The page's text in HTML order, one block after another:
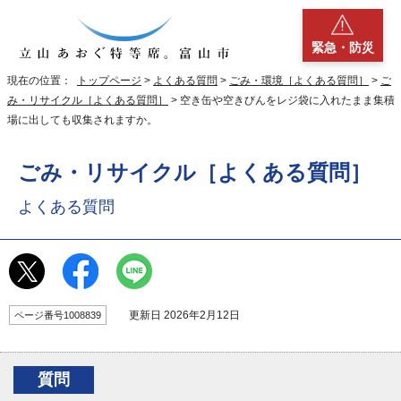
緊急・防災
現在の位置： トップページ > よくある質問 > ごみ・環境［よくある質問］ > ご
み・リサイクル［よくある質問］
> 空き缶や空きびんをレジ袋に入れたまま集積
場に出しても収集されますか。
ごみ・リサイクル［よくある質問］
よくある質問
ページ番号1008839 更新日 2026年2月12日
質問